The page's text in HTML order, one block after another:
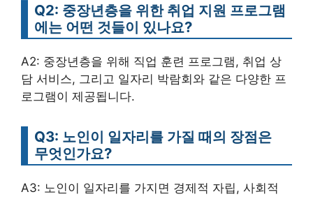
Q2: 중장년층을 위한 취업 지원 프로그램
에는 어떤 것들이 있나요?
A2: 중장년층을 위해 직업 훈련 프로그램, 취업 상
담 서비스, 그리고 일자리 박람회와 같은 다양한 프
로그램이 제공됩니다.
Q3: 노인이 일자리를 가질 때의 장점은
무엇인가요?
A3: 노인이 일자리를 가지면 경제적 자립, 사회적